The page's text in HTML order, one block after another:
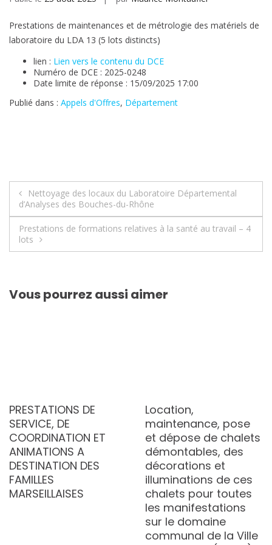
Prestations de maintenances et de métrologie des matériels de
laboratoire du LDA 13 (5 lots distincts)
lien : Lien vers le contenu du DCE
Numéro de DCE : 2025-0248
Date limite de réponse : 15/09/2025 17:00
Publié dans : Appels d'Offres, Département
Navigation
de
l’article
Nettoyage des locaux du Laboratoire Départemental
d’Analyses des Bouches-du-Rhône
Prestations de formations relatives à la santé au travail – 4
lots
Vous pourrez aussi aimer
PRESTATIONS DE
SERVICE, DE
COORDINATION ET
ANIMATIONS A
DESTINATION DES
FAMILLES
MARSEILLAISES
Location,
maintenance, pose
et dépose de chalets
démontables, des
décorations et
illuminations de ces
chalets pour toutes
les manifestations
sur le domaine
communal de la Ville